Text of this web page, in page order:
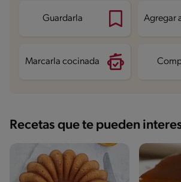
Proteína
Grasas saturadas 16.1 g
Guardarla Agregar
Marcarla cocinada
Recetas que te pueden